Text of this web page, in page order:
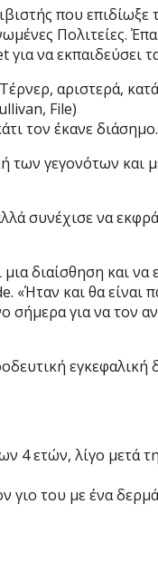
που επιδίωξε
Πολιτείες.
να εκπαιδεύσει
αριστερά,
File)
τον έκανε διάσημο.
γεγονότων και
συνέχισε να
διαίσθηση και να
και θα είναι
σήμερα για να τον
εγκεφαλική
4 ετών, λίγο μετά
του με ένα